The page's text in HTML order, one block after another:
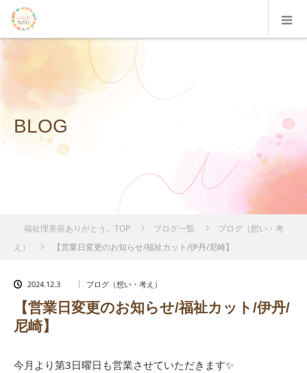
BLOG
福祉理美容ありがとう。TOP ブログ一覧
ブログ（想い・考
え）
【営業日変更のお知らせ/福祉カット/伊丹/尼崎】
2024.12.3 ブログ（想い・考え）
【営業日変更のお知らせ/福祉カット/伊丹/
尼崎】
今月より第3日曜日も営業させていただきます✨